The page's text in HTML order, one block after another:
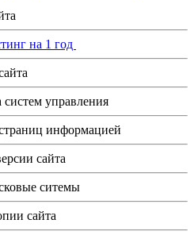
на 1 год
систем управления
информацией
сайта
ситемы
сайта